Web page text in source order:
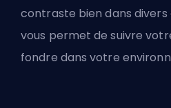
contraste bien dans
vous permet de suivre
fondre dans votre